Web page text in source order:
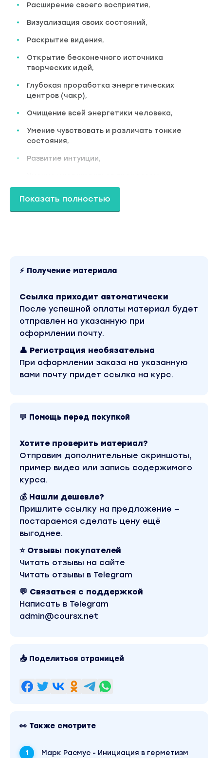
Расширение своего восприятия,
Визуализация своих состояний,
Раскрытие видения,
Открытие бесконечного источника
творческих идей,
Глубокая проработка энергетических
центров (чакр),
Очищение всей энергетики человека,
Умение чувствовать и различать тонкие
состояния,
Развитие интуиции,
внешний мир.
СКАЧАТЬ
Вы находитесь на странице товара «Татьяна
Савитраш - Энергетическое рисование для
начинающих». Это материал 2021 года. В
магазине Coursx.net данный материал доступен
за 169 рублей. Обучающий курс входит в рубрику
«Графика и Дизайн». Другие материалы автора
«Татьяна Савитраш» можно найти через поиск
по сайту.
Показать полностью
⚡ Получение материала
Ссылка приходит автоматически
После успешной оплаты материал будет
отправлен на указанную при
оформлении почту.
👤 Регистрация необязательна
При оформлении заказа на указанную
вами почту придет ссылка на курс.
💬 Помощь перед покупкой
Хотите проверить материал?
Отправим дополнительные скриншоты,
пример видео или запись содержимого
курса.
💰 Нашли дешевле?
Пришлите ссылку на предложение —
постараемся сделать цену ещё
выгоднее.
⭐ Отзывы покупателей
Читать отзывы на сайте
Читать отзывы в Telegram
💬 Связаться с поддержкой
Написать в Telegram
admin@coursx.net
📤 Поделиться страницей
👀 Также смотрите
Марк Расмус - Инициация в герметизм